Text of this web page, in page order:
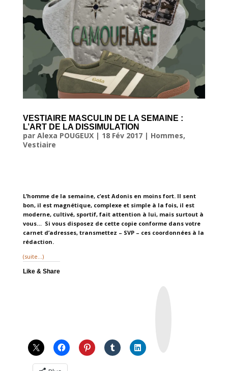
VESTIAIRE MASCULIN DE LA SEMAINE :
L’ART DE LA DISSIMULATION
par Alexa POUGEUX| 18 Fév 2017| Hommes,
Vestiaire
L’homme de la semaine, c’est Adonis en moins fort. Il sent
bon, il est magnétique, complexe et simple à la fois, il est
moderne, cultivé, sportif, fait attention à lui, mais surtout à
vous… Si vous disposez de cette copie conforme dans votre
carnet d’adresses, transmettez – SVP – ces coordonnées à la
rédaction.
(suite…)
Like & Share